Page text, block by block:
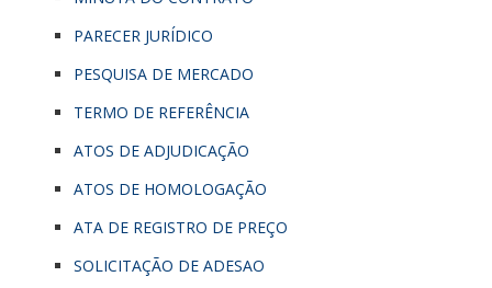
PARECER JURÍDICO
PESQUISA DE MERCADO
TERMO DE REFERÊNCIA
ATOS DE ADJUDICAÇÃO
ATOS DE HOMOLOGAÇÃO
ATA DE REGISTRO DE PREÇO
SOLICITAÇÃO DE ADESAO